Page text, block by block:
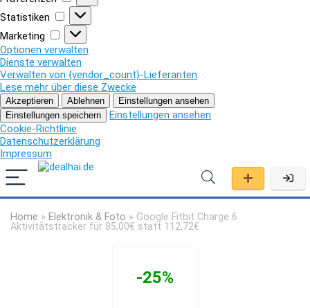
Statistiken
Statistiken
Marketing
Marketing
Optionen verwalten
Dienste verwalten
Verwalten von {vendor_count}-Lieferanten
Lese mehr über diese Zwecke
Akzeptieren Ablehnen
Einstellungen ansehen
Einstellungen speichern
Einstellungen ansehen
Cookie-Richtlinie
Datenschutzerklärung
Impressum
Home » Elektronik & Foto » Google Fitbit Charge 6
Aktivitätstracker für 85,00€ statt 112,72€
-25%